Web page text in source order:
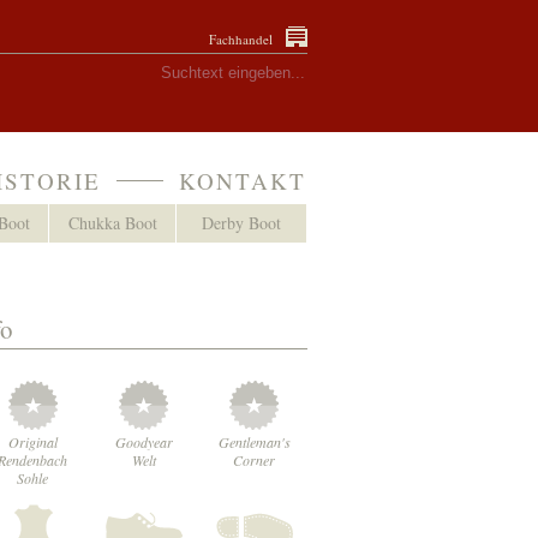
Fachhandel
Chukka Boot Derby Boot
KONTAKT
Original
Rendenbach
Sohle
Goodyear
Welt
Gentleman's
Corner